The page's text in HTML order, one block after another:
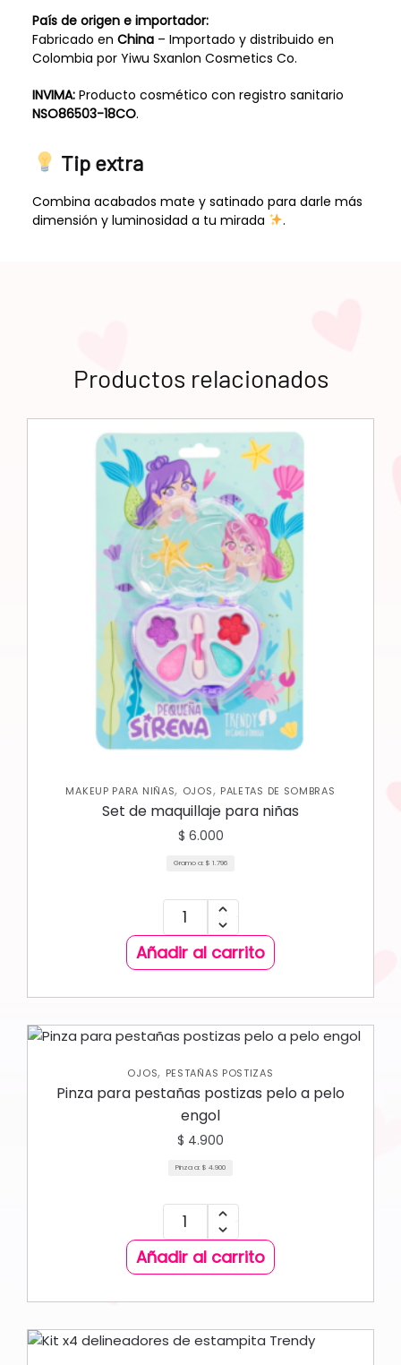
País de origen e importador:
Fabricado en China– Importado y distribuido en
Colombia por Yiwu Sxanlon Cosmetics Co.
INVIMA:Producto cosmético con registro sanitario
NSO86503-18CO.
Tip extra
Combina acabados mate y satinado para darle más
dimensión y luminosidad a tu mirada
.
Productos relacionados
MAKEUP PARA NIÑAS, OJOS, PALETAS DE SOMBRAS
Set de maquillaje para niñas
$ 6.000
Gramo a: $ 1.796
Añadir al carrito
OJOS, PESTAÑAS POSTIZAS
Pinza para pestañas postizas pelo a pelo
engol
$ 4.900
Pinza a: $ 4.900
Añadir al carrito